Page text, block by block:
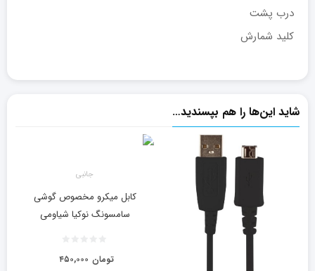
درب پشت
کلید شمارش
شاید این‌ها را هم بپسندید…
جانبی
کابل میکرو مخصوص گوشی
سامسونگ نوکیا شیاومی
۴۵۰,۰۰۰ تومان